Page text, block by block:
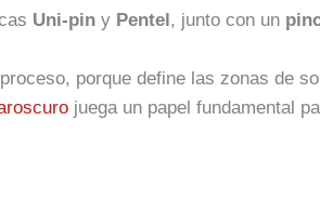
Uni-pin y Pentel , junto con un
porque define las zonas de
juega un papel fundamental